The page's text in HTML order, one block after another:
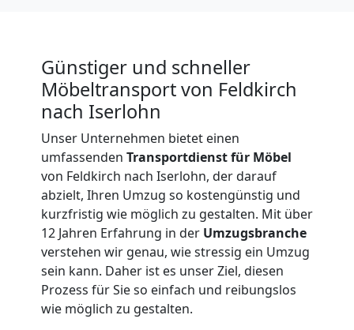
Günstiger und schneller
Möbeltransport von Feldkirch
nach Iserlohn
Unser Unternehmen bietet einen
umfassenden Transportdienst für Möbel
von Feldkirch nach Iserlohn, der darauf
abzielt, Ihren Umzug so kostengünstig und
kurzfristig wie möglich zu gestalten. Mit über
12 Jahren Erfahrung in der Umzugsbranche
verstehen wir genau, wie stressig ein Umzug
sein kann. Daher ist es unser Ziel, diesen
Prozess für Sie so einfach und reibungslos
wie möglich zu gestalten.